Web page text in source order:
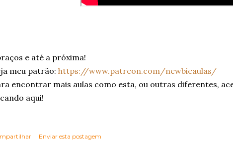
e até a próxima!
meu patrão: https://www.patreon.com/newbieaulas/
encontrar mais aulas como esta, ou outras diferentes,
aqui!
Enviar esta postagem